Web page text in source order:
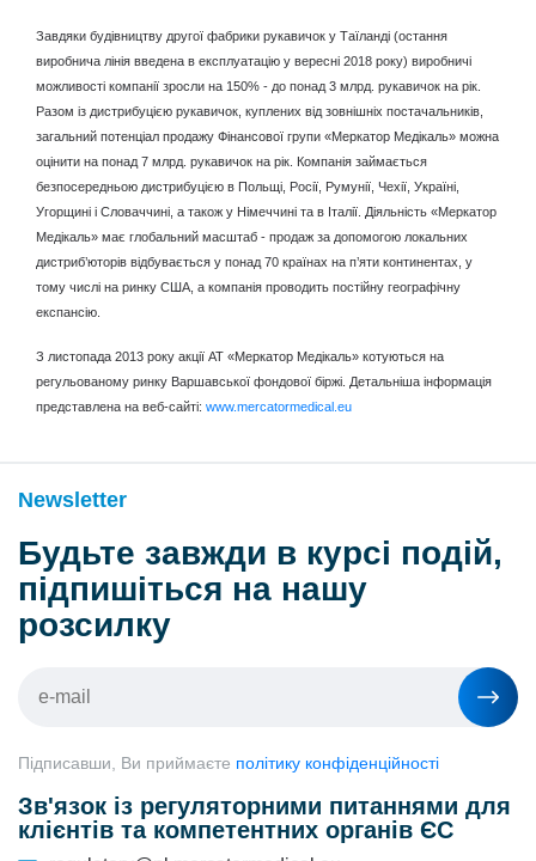
Завдяки будівництву другої фабрики рукавичок у Таїланді (остання
виробнича лінія введена в експлуатацію у вересні 2018 року) виробничі
можливості компанії зросли на 150% - до понад 3 млрд. рукавичок на рік.
Разом із дистрибуцією рукавичок, куплених від зовнішніх постачальників,
загальний потенціал продажу Фінансової групи «Меркатор Медікаль» можна
оцінити на понад 7 млрд. рукавичок на рік. Компанія займається
безпосередньою дистрибуцією в Польщі, Росії, Румунії, Чехії, Україні,
Угорщині і Словаччині, а також у Німеччині та в Італії. Діяльність «Меркатор
Медікаль» має глобальний масштаб - продаж за допомогою локальних
дистриб’юторів відбувається у понад 70 країнах на п’яти континентах, у
тому числі на ринку США, а компанія проводить постійну географічну
експансію.
З листопада 2013 року акції АТ «Меркатор Медікаль» котуються на
регульованому ринку Варшавської фондової біржі. Детальніша інформація
представлена на веб-сайті: www.mercatormedical.eu
Newsletter
Будьте завжди в курсі подій,
підпишіться на нашу
розсилку
Підписавши, Ви приймаєте політику конфіденційності
Зв'язок із регуляторними питаннями для
клієнтів та компетентних органів ЄС